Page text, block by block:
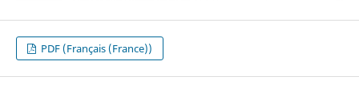
PDF (Français (France))